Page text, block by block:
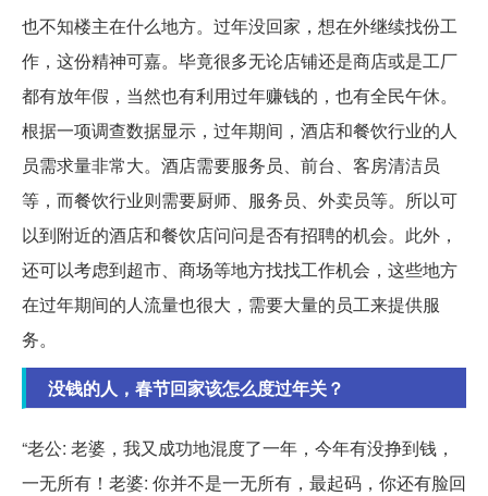
也不知楼主在什么地方。过年没回家，想在外继续找份工
作，这份精神可嘉。毕竟很多无论店铺还是商店或是工厂
都有放年假，当然也有利用过年赚钱的，也有全民午休。
根据一项调查数据显示，过年期间，酒店和餐饮行业的人
员需求量非常大。酒店需要服务员、前台、客房清洁员
等，而餐饮行业则需要厨师、服务员、外卖员等。所以可
以到附近的酒店和餐饮店问问是否有招聘的机会。此外，
还可以考虑到超市、商场等地方找找工作机会，这些地方
在过年期间的人流量也很大，需要大量的员工来提供服
务。
没钱的人，春节回家该怎么度过年关？
“老公: 老婆，我又成功地混度了一年，今年有没挣到钱，
一无所有！老婆: 你并不是一无所有，最起码，你还有脸回